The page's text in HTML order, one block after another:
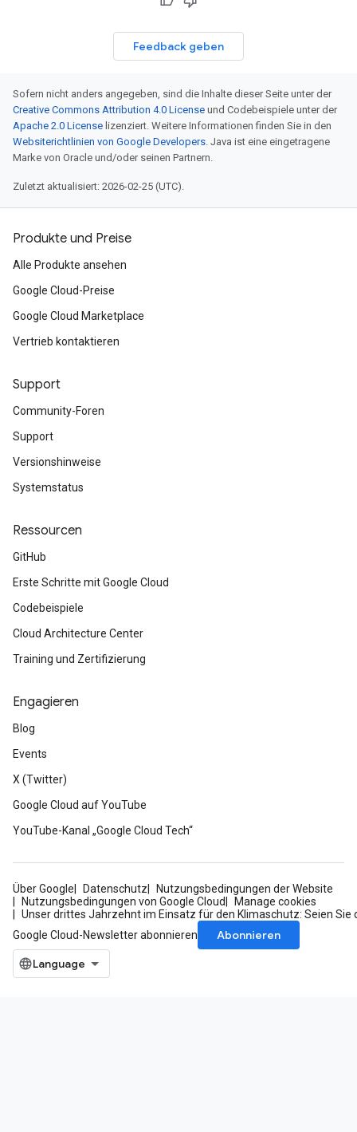
Feedback geben
Sofern nicht anders angegeben, sind die Inhalte dieser Seite unter der
Creative Commons Attribution 4.0 License und Codebeispiele unter der
Apache 2.0 License lizenziert. Weitere Informationen finden Sie in den
Websiterichtlinien von Google Developers. Java ist eine eingetragene
Marke von Oracle und/oder seinen Partnern.
Zuletzt aktualisiert: 2026-02-25 (UTC).
Produkte und Preise
Alle Produkte ansehen
Google Cloud-Preise
Google Cloud Marketplace
Vertrieb kontaktieren
Support
Community-Foren
Support
Versionshinweise
Systemstatus
Ressourcen
GitHub
Erste Schritte mit Google Cloud
Codebeispiele
Cloud Architecture Center
Training und Zertifizierung
Engagieren
Blog
Events
X (Twitter)
Google Cloud auf YouTube
YouTube-Kanal „Google Cloud Tech“
Über Google Datenschutz
Nutzungsbedingungen der Website
Nutzungsbedingungen von Google Cloud
Manage cookies
Unser drittes Jahrzehnt im Einsatz für den Klimaschutz: Seien Sie
Google Cloud-Newsletter abonnieren
Abonnieren